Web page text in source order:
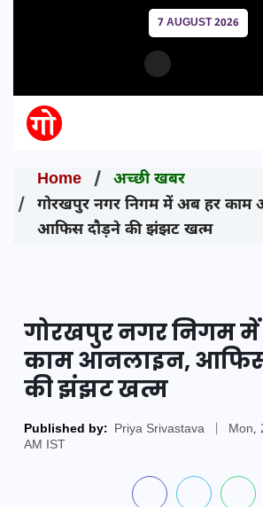
7 AUGUST 2026
Home
अच्छी खबर
गोरखपुर नगर निगम में अब हर काम
आफिस दौड़ने की झंझट खत्म
गोरखपुर नगर निगम में
काम आनलाइन,
की झंझट खत्म
Published by: Priya Srivastava
Mon,
AM IST